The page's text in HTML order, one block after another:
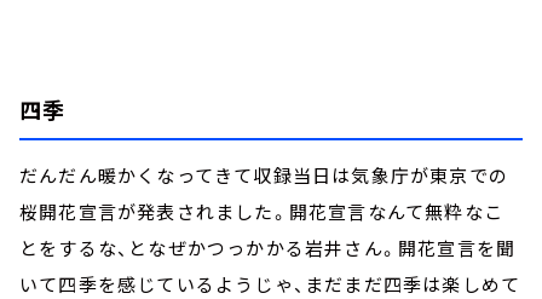
四季
だんだん暖かくなってきて収録当日は気象庁が東京での
桜開花宣言が発表されました。開花宣言なんて無粋なこ
とをするな、となぜかつっかかる岩井さん。開花宣言を聞
いて四季を感じているようじゃ、まだまだ四季は楽しめて